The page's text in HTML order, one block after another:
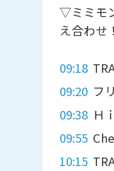
▽ミミモ
え合わせ
09:18
09:20 フ
09:38 Ｈ
09:55
10:15